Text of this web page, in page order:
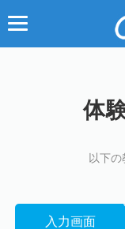
体
以下
入力画面